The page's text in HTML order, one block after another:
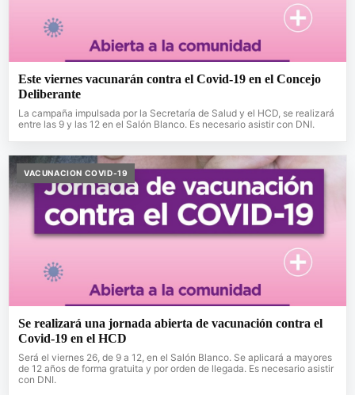
Este viernes vacunarán contra el Covid-19 en el Concejo
Deliberante
La campaña impulsada por la Secretaría de Salud y el HCD, se realizará
entre las 9 y las 12 en el Salón Blanco. Es necesario asistir con DNI.
VACUNACION COVID-19
Se realizará una jornada abierta de vacunación contra el
Covid-19 en el HCD
Será el viernes 26, de 9 a 12, en el Salón Blanco. Se aplicará a mayores
de 12 años de forma gratuita y por orden de llegada. Es necesario asistir
con DNI.